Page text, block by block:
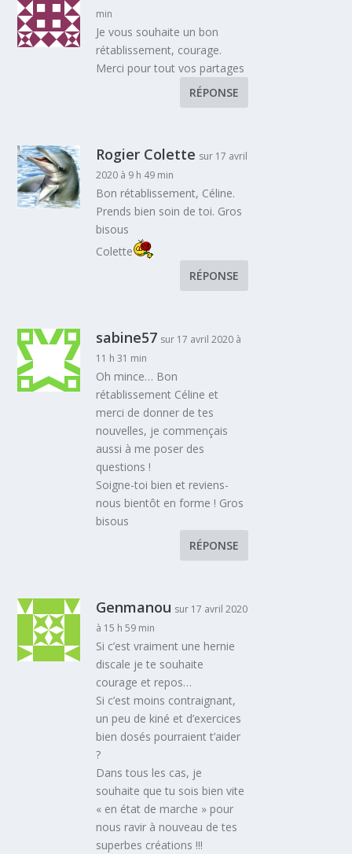
min
Je vous souhaite un bon
rétablissement, courage.
Merci pour tout vos partages
RÉPONSE
Rogier Colette sur 17 avril
2020 à 9 h 49 min
Bon rétablissement, Céline.
Prends bien soin de toi. Gros
bisous
Colette
RÉPONSE
sabine57 sur 17 avril 2020 à
11 h 31 min
Oh mince… Bon
rétablissement Céline et
merci de donner de tes
nouvelles, je commençais
aussi à me poser des
questions !
Soigne-toi bien et reviens-
nous bientôt en forme ! Gros
bisous
RÉPONSE
Genmanou sur 17 avril 2020
à 15 h 59 min
Si c’est vraiment une hernie
discale je te souhaite
courage et repos…
Si c’est moins contraignant,
un peu de kiné et d’exercices
bien dosés pourraient t’aider
?
Dans tous les cas, je
souhaite que tu sois bien vite
« en état de marche » pour
nous ravir à nouveau de tes
superbes créations !!!